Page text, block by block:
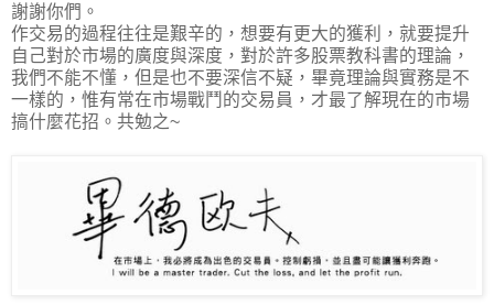
謝謝你們。
作交易的過程往往是艱辛的，想要有更大的獲利，就要提升
自己對於市場的廣度與深度，對於許多股票教科書的理論，
我們不能不懂，但是也不要深信不疑，畢竟理論與實務是不
一樣的，惟有常在市場戰鬥的交易員，才最了解現在的市場
搞什麼花招。共勉之~